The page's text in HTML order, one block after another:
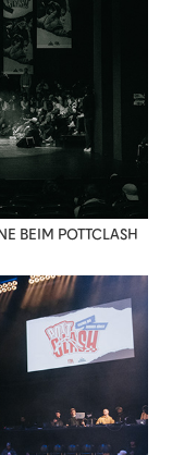
BEIM POTTCLASH